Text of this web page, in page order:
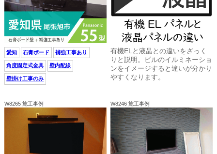
愛知 石膏ボード 補強工事あり
角度固定式金具 壁内配線
壁掛け工事のみ
有機ELと液晶との違いをざっく
りと説明。ビルのイルミネーショ
ンをイメージすると違いが分かり
やすくなります。
W8265 施工事例 W8246 施工事例